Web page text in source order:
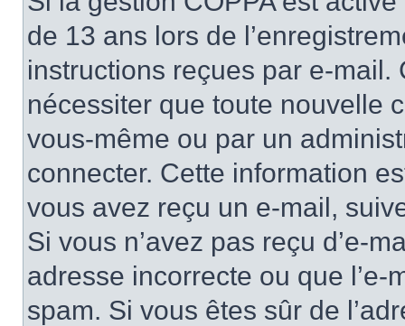
de 13 ans lors de
instructions reçues par e-
nécessiter que toute nouvelle
vous-même ou par un
connecter. Cette information
vous avez reçu un e-mail,
Si vous n’avez pas reçu d’e-
adresse incorrecte ou que
spam. Si vous êtes sûr de